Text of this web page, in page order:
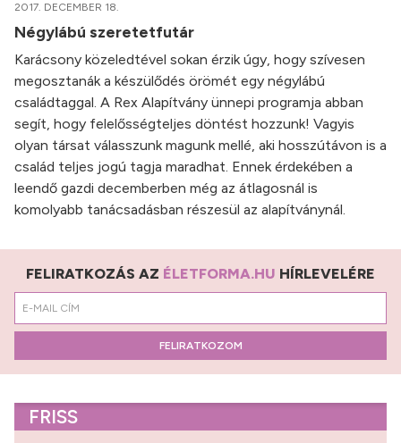
2017. DECEMBER 18.
Négylábú szeretetfutár
Karácsony közeledtével sokan érzik úgy, hogy szívesen
megosztanák a készülődés örömét egy négylábú
családtaggal. A Rex Alapítvány ünnepi programja abban
segít, hogy felelősségteljes döntést hozzunk! Vagyis
olyan társat válasszunk magunk mellé, aki hosszútávon is a
család teljes jogú tagja maradhat. Ennek érdekében a
leendő gazdi decemberben még az átlagosnál is
komolyabb tanácsadásban részesül az alapítványnál.
FELIRATKOZÁS AZ ÉLETFORMA.HU HÍRLEVELÉRE
FELIRATKOZOM
FRISS